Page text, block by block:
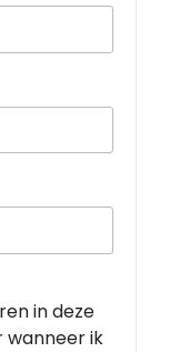
in deze
wanneer ik